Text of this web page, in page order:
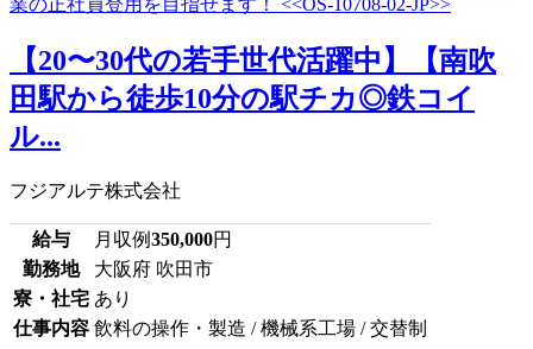
【20〜30代の若手世代活躍中】【南吹
田駅から徒歩10分の駅チカ◎鉄コイ
ル...
フジアルテ株式会社
給与 月収例350,000円
勤務地
大阪府 吹田市
寮・社宅 あり
仕事内容 飲料の操作・製造 / 機械系工場 / 交替制